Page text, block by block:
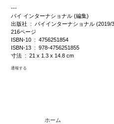
---
パイ インターナショナル (編集)
出版社 ‏ : ‎ パイインターナショナル
216ページ
ISBN-10 ‏ : ‎ 4756251854
ISBN-13 ‏ : ‎ 978-4756251855
寸法 ‏ : ‎ 21 x 1.3 x 14.8 cm
通報する
ホーム